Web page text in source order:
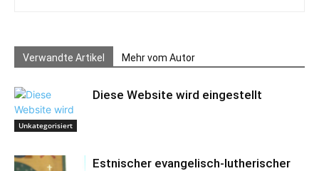
Verwandte Artikel Mehr vom Autor
Unkategorisiert
Diese Website wird eingestellt
Estnischer evangelisch-lutherischer